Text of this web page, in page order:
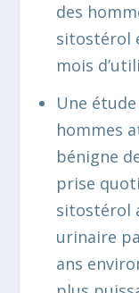
des
sitostérol
mois
Une
hommes
bénigne
prise
sitostérol
urinaire
ans